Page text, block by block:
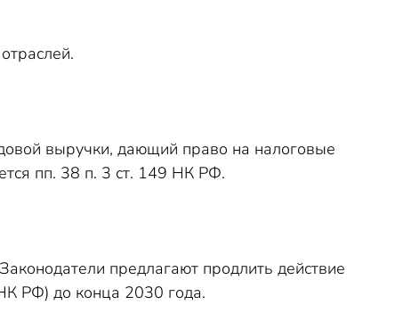
выручки, дающий право на налоговые
пп. 38 п. 3 ст. 149 НК РФ.
предлагают продлить действие
РФ) до конца 2030 года.